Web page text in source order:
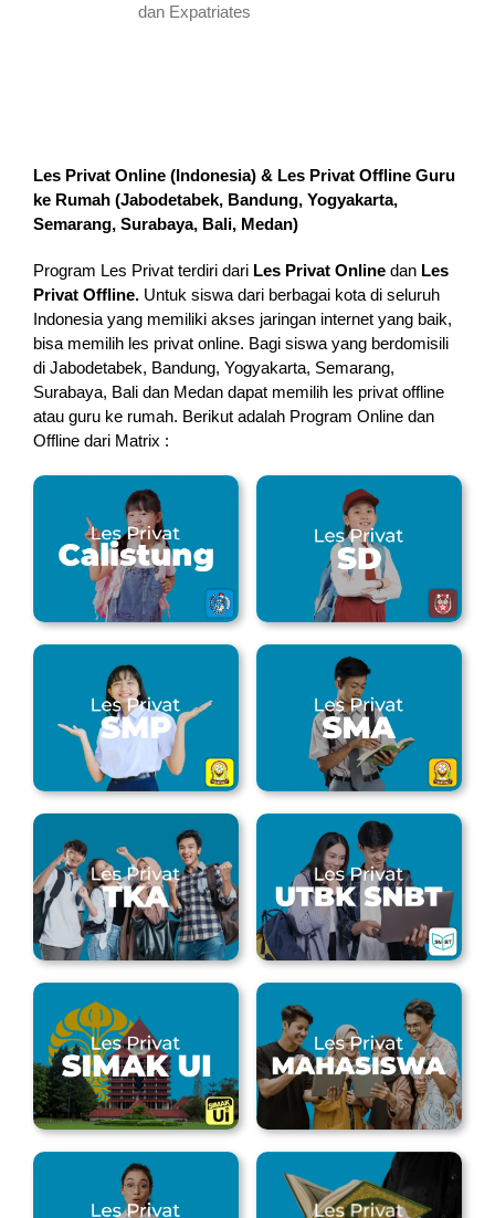
dan Expatriates
Les Privat Online (Indonesia) & Les Privat Offline Guru
ke Rumah (Jabodetabek, Bandung, Yogyakarta,
Semarang, Surabaya, Bali, Medan)
Program Les Privat terdiri dari Les Privat Online dan Les
Privat Offline. Untuk siswa dari berbagai kota di seluruh
Indonesia yang memiliki akses jaringan internet yang baik,
bisa memilih les privat online. Bagi siswa yang berdomisili
di Jabodetabek, Bandung, Yogyakarta, Semarang,
Surabaya, Bali dan Medan dapat memilih les privat offline
atau guru ke rumah. Berikut adalah Program Online dan
Offline dari Matrix :